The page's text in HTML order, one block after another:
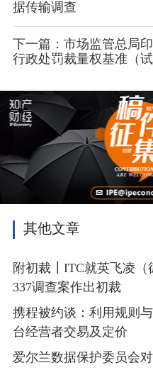
据传输调查
下一篇：市场监管总局
行政处罚裁量权基准（试
其他文章
附初裁┃ITC就英飞凌（
337调查案作出初裁
携程被约谈：利用规则
台经营者交易及定价
爱尔兰数据保护委员会